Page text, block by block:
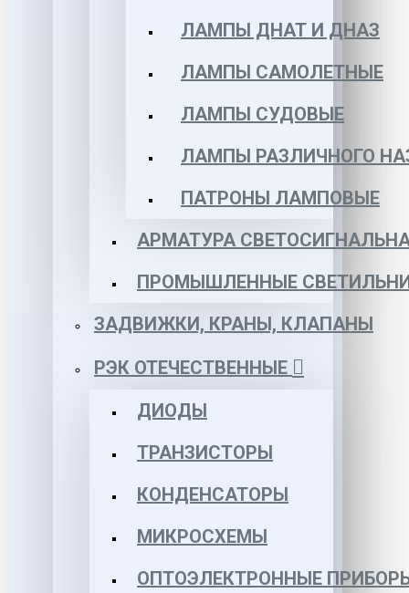
ЛАМПЫ ДНАТ И ДНАЗ
ЛАМПЫ САМОЛЕТНЫЕ
ЛАМПЫ СУДОВЫЕ
ЛАМПЫ РАЗЛИЧНОГО
ПАТРОНЫ ЛАМПОВЫЕ
АРМАТУРА
ПРОМЫШЛЕННЫЕ
ЗАДВИЖКИ, КРАНЫ, КЛАПАНЫ
РЭК ОТЕЧЕСТВЕННЫЕ
ДИОДЫ
ТРАНЗИСТОРЫ
КОНДЕНСАТОРЫ
МИКРОСХЕМЫ
ОПТОЭЛЕКТРОННЫЕ